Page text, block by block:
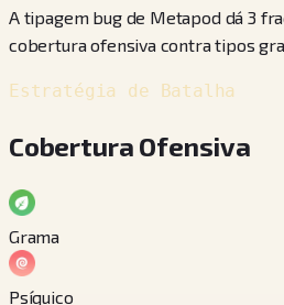
A tipagem bug de Metapod dá 3
cobertura ofensiva contra tipos
Estratégia de Batalha
Cobertura Ofensiva
Grama
Psíquico